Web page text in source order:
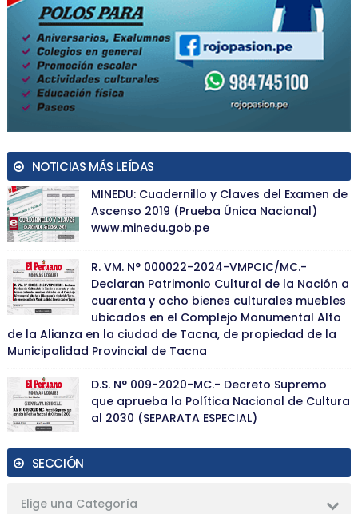
NOTICIAS MÁS LEÍDAS
MINEDU: Cuadernillo y Claves del Examen de
Ascenso 2019 (Prueba Única Nacional)
www.minedu.gob.pe
R. VM. N° 000022-2024-VMPCIC/MC.-
Declaran Patrimonio Cultural de la Nación a
cuarenta y ocho bienes culturales muebles
ubicados en el Complejo Monumental Alto
de la Alianza en la ciudad de Tacna, de propiedad de la
Municipalidad Provincial de Tacna
D.S. N° 009-2020-MC.- Decreto Supremo
que aprueba la Política Nacional de Cultura
al 2030 (SEPARATA ESPECIAL)
SECCIÓN
Elige una Categoría